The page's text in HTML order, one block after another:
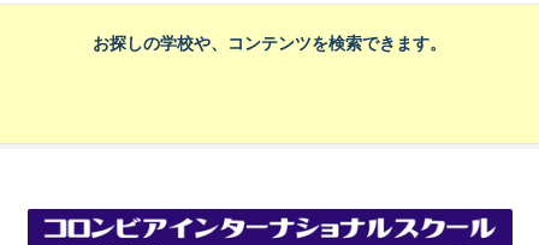
お探しの学校や、コンテンツを検索できます。